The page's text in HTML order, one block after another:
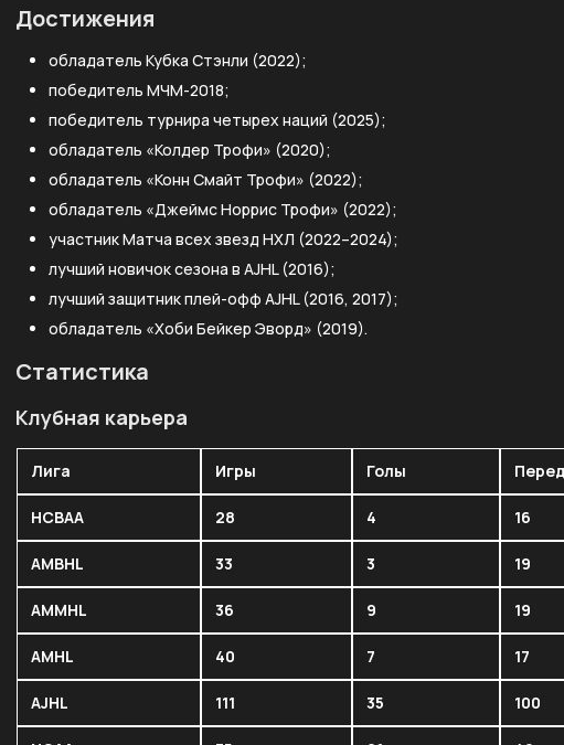
Достижения
обладатель Кубка Стэнли (2022);
победитель МЧМ-2018;
победитель турнира четырех наций (2025);
обладатель «Колдер Трофи» (2020);
обладатель «Конн Смайт Трофи» (2022);
обладатель «Джеймс Норрис Трофи» (2022);
участник Матча всех звезд НХЛ (2022–2024);
лучший новичок сезона в AJHL (2016);
лучший защитник плей-офф AJHL (2016, 2017);
обладатель «Хоби Бейкер Эворд» (2019).
Статистика
Клубная карьера
Лига Игры Голы
HCBAA 28 4 16
AMBHL 33 3 19
AMMHL 36 9 19
AMHL 40 7 17
AJHL 111 35 100